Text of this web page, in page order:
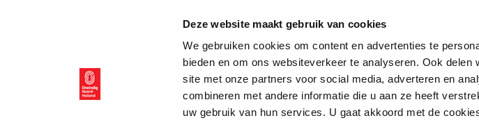
Deze website maakt gebruik van cookies
We gebruiken cookies om content en advertenties te
bieden en om ons websiteverkeer te analyseren. Ook delen
site met onze partners voor social media, adverteren en
combineren met andere informatie die u aan ze heeft
uw gebruik van hun services. U gaat akkoord met de
KALENDER
THEMA’S
ACTIVITEITEN
VIDEO’S
NIEUWSBRIEF
DISCLAIMER
PRIVACY
TOEGANKELIJKHEID